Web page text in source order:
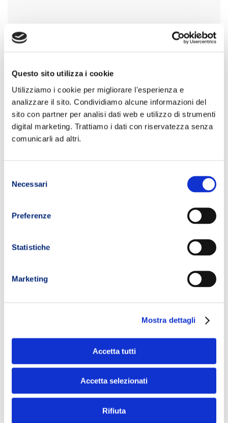
Questo sito utilizza i cookie
Utilizziamo i cookie per migliorare l'esperienza e
analizzare il sito. Condividiamo alcune informazioni del
sito con partner per analisi dati web e utilizzo di strumenti
digital marketing. Trattiamo i dati con riservatezza senza
comunicarli ad altri.
delNecessari
Preferenze
Statistiche
Marketing
Mostra dettagli
Accetta tutti
Accetta selezionati
Rifiuta